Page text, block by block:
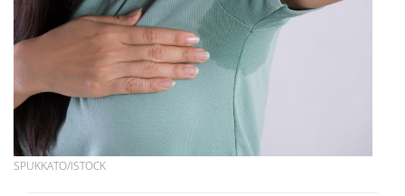
SPUKKATO/ISTOCK